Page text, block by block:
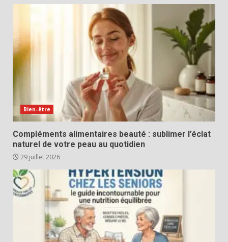
Bien-être
Compléments alimentaires beauté : sublimer l’éclat
naturel de votre peau au quotidien
29 juillet 2026